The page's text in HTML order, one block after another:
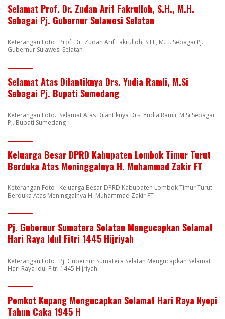
Selamat Prof. Dr. Zudan Arif Fakrulloh, S.H., M.H.
Sebagai Pj. Gubernur Sulawesi Selatan
Keterangan Foto : Prof. Dr. Zudan Arif Fakrulloh, S.H., M.H. Sebagai Pj.
Gubernur Sulawesi Selatan
Selamat Atas Dilantiknya Drs. Yudia Ramli, M.Si
Sebagai Pj. Bupati Sumedang
Keterangan Foto.: Selamat Atas Dilantiknya Drs. Yudia Ramli, M.Si Sebagai
Pj. Bupati Sumedang
Keluarga Besar DPRD Kabupaten Lombok Timur Turut
Berduka Atas Meninggalnya H. Muhammad Zakir FT
Keterangan Foto : Keluarga Besar DPRD Kabupaten Lombok Timur Turut
Berduka Atas Meninggalnya H. Muhammad Zakir FT
Pj. Gubernur Sumatera Selatan Mengucapkan Selamat
Hari Raya Idul Fitri 1445 Hijriyah
Keterangan Foto : Pj. Gubernur Sumatera Selatan Mengucapkan Selamat
Hari Raya Idul Fitri 1445 Hijriyah
Pemkot Kupang Mengucapkan Selamat Hari Raya Nyepi
Tahun Caka 1945 H